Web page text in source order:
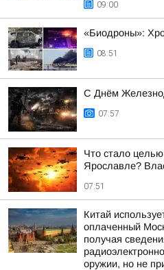
09:00
«Биодроны»:
08:51
С Днём
07:57
Что стало
Ярославле?
07:51
Китай
оплаченный
получая
оружии, но не